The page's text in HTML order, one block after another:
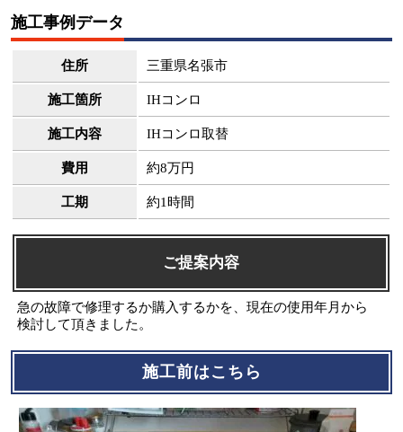
施工事例データ
住所 三重県名張市
施工箇所 IHコンロ
施工内容 IHコンロ取替
費用 約8万円
工期 約1時間
ご提案内容
急の故障で修理するか購入するかを、現在の使用年月から
検討して頂きました。
施工前はこちら